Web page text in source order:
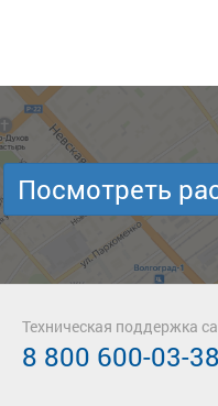
Посмотреть
Техническая поддержка
8 800 600-03-38